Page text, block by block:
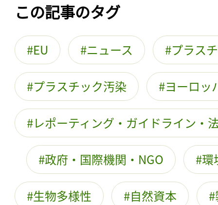
この記事のタグ
EU ニュース プラス
プラスチック汚染 ヨーロッ
レポーティング・ガイドライン・
政府・国際機関・NGO 環
生物多様性 自然資本